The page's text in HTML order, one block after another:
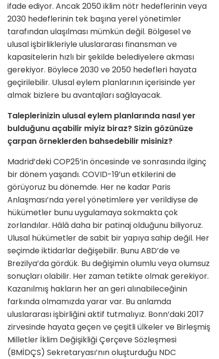
ifade ediyor. Ancak 2050 iklim nötr hedeflerinin veya
2030 hedeflerinin tek başına yerel yönetimler
tarafından ulaşılması mümkün değil. Bölgesel ve
ulusal işbirlikleriyle uluslararası finansman ve
kapasitelerin hızlı bir şekilde belediyelere akması
gerekiyor. Böylece 2030 ve 2050 hedefleri hayata
geçirilebilir. Ulusal eylem planlarının içerisinde yer
almak bizlere bu avantajları sağlayacak.
Taleplerinizin ulusal eylem planlarında nasıl yer
bulduğunu açabilir miyiz biraz? Sizin gözünüze
çarpan örneklerden bahsedebilir misiniz?
Madrid’deki COP25’in öncesinde ve sonrasında ilginç
bir dönem yaşandı. COVID-19’un etkilerini de
görüyoruz bu dönemde. Her ne kadar Paris
Anlaşması’nda yerel yönetimlere yer verildiyse de
hükümetler bunu uygulamaya sokmakta çok
zorlandılar. Hâlâ daha bir patinaj olduğunu biliyoruz.
Ulusal hükümetler de sabit bir yapıya sahip değil. Her
seçimde iktidarlar değişebilir. Bunu ABD’de ve
Brezilya’da gördük. Bu değişimin olumlu veya olumsuz
sonuçları olabilir. Her zaman tetikte olmak gerekiyor.
Kazanılmış hakların her an geri alınabileceğinin
farkında olmamızda yarar var. Bu anlamda
uluslararası işbirliğini aktif tutmalıyız. Bonn’daki 2017
zirvesinde hayata geçen ve çeşitli ülkeler ve Birleşmiş
Milletler İklim Değişikliği Çerçeve Sözleşmesi
(BMİDÇS) Sekretaryası’nın oluşturduğu NDC